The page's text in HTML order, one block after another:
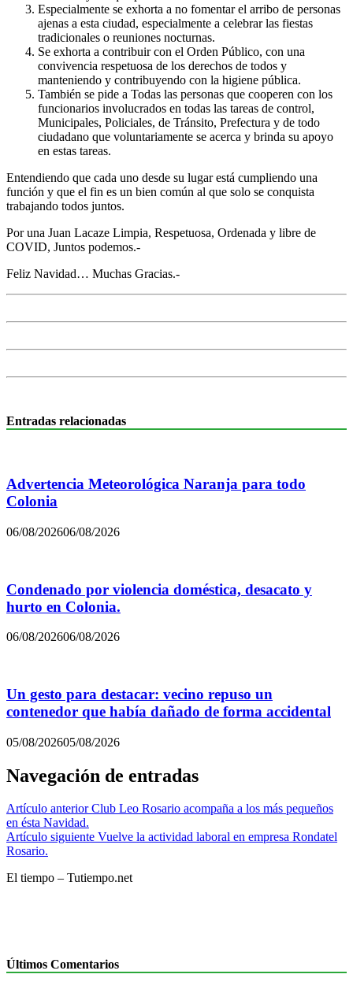
Especialmente se exhorta a no fomentar el arribo de personas
ajenas a esta ciudad, especialmente a celebrar las fiestas
tradicionales o reuniones nocturnas.
Se exhorta a contribuir con el Orden Público, con una
convivencia respetuosa de los derechos de todos y
manteniendo y contribuyendo con la higiene pública.
También se pide a Todas las personas que cooperen con los
funcionarios involucrados en todas las tareas de control,
Municipales, Policiales, de Tránsito, Prefectura y de todo
ciudadano que voluntariamente se acerca y brinda su apoyo
en estas tareas.
Entendiendo que cada uno desde su lugar está cumpliendo una
función y que el fin es un bien común al que solo se conquista
trabajando todos juntos.
Por una Juan Lacaze Limpia, Respetuosa, Ordenada y libre de
COVID, Juntos podemos.-
Feliz Navidad… Muchas Gracias.-
Entradas relacionadas
Advertencia Meteorológica Naranja para todo
Colonia
06/08/202606/08/2026
Condenado por violencia doméstica, desacato y
hurto en Colonia.
06/08/202606/08/2026
Un gesto para destacar: vecino repuso un
contenedor que había dañado de forma accidental
05/08/202605/08/2026
Navegación de entradas
Artículo anterior Club Leo Rosario acompaña a los más pequeños
en ésta Navidad.
Artículo siguiente Vuelve la actividad laboral en empresa Rondatel
Rosario.
El tiempo – Tutiempo.net
Últimos Comentarios